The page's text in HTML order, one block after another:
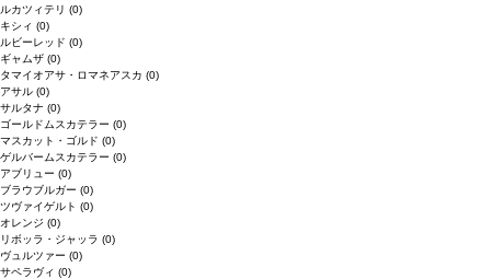
ルカツィテリ (0)
キシィ (0)
ルビーレッド (0)
ギャムザ (0)
タマイオアサ・ロマネアスカ (0)
アサル (0)
サルタナ (0)
ゴールドムスカテラー (0)
マスカット・ゴルド (0)
ゲルバームスカテラー (0)
アブリュー (0)
ブラウブルガー (0)
ツヴァイゲルト (0)
オレンジ (0)
リボッラ・ジャッラ (0)
ヴュルツァー (0)
サペラヴィ (0)